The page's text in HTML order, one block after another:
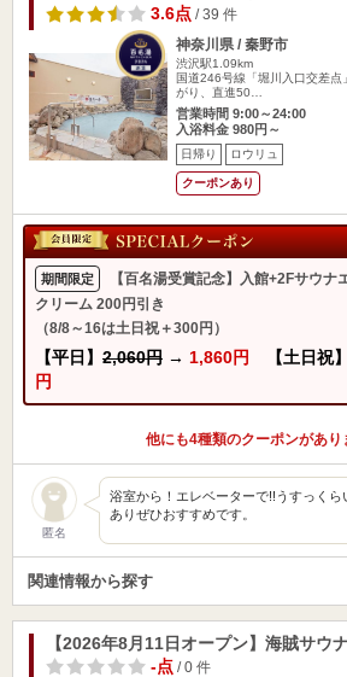
3.6点/ 39 件
神奈川県 / 秦野市
渋沢駅1.09km
国道246号線「堀川入口交差点
がり、直進50…
営業時間 9:00～24:00
入浴料金 980円～
日帰り ロウリュ
クーポンあり
期間限定
【百名湯受賞記念】入館+2Fサウナ
クリーム 200円引き
（8/8～16は土日祝＋300円）
【平日】 2,060円 → 1,860円 【土日祝】
円
他にも4種類のクーポンがあり
匿名
浴室から！エレベーターで!!うすっく
ありぜひおすすめです。
関連情報から探す
【2026年8月11日オープン】海賊サウ
-点/ 0 件